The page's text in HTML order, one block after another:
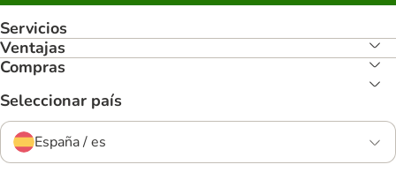
Servicios
Ventajas
Compras
Seleccionar país
España / es